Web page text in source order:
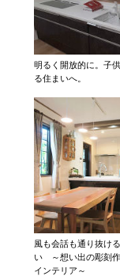
明るく開放的に。子
る住まいへ。
風も会話も通り抜け
い ～想い出の彫刻
インテリア～